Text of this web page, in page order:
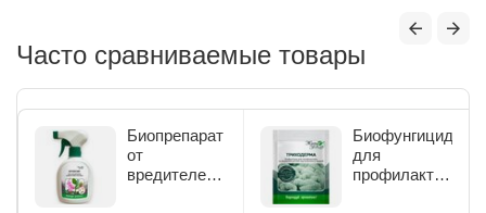
Часто сравниваемые товары
Биопрепарат
от
вредителей
Биофунгицид
для
профилактики